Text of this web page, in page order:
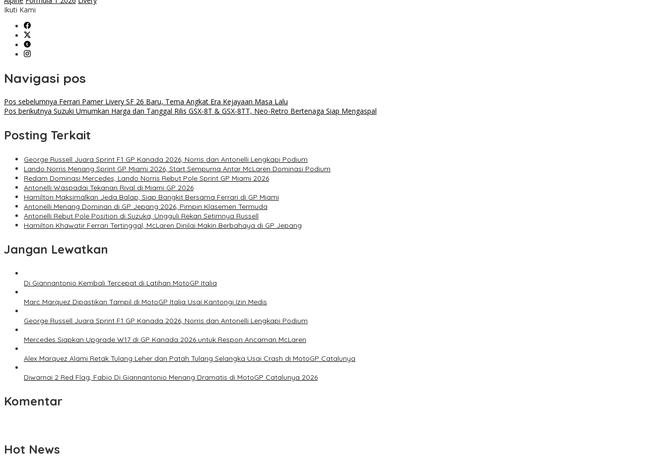
Ikuti Kami
Navigasi pos
Pos sebelumnya Ferrari Pamer Livery SF 26 Baru, Tema Angkat Era Kejayaan Masa Lalu
Pos berikutnya Suzuki Umumkan Harga dan Tanggal Rilis GSX-8T & GSX-8TT, Neo-Retro Bertenaga Siap Mengaspal
Posting Terkait
George Russell Juara Sprint F1 GP Kanada 2026, Norris dan Antonelli Lengkapi Podium
Lando Norris Menang Sprint GP Miami 2026, Start Sempurna Antar McLaren Dominasi Podium
Redam Dominasi Mercedes, Lando Norris Rebut Pole Sprint GP Miami 2026
Antonelli Waspadai Tekanan Rival di Miami GP 2026
Hamilton Maksimalkan Jeda Balap, Siap Bangkit Bersama Ferrari di GP Miami
Antonelli Menang Dominan di GP Jepang 2026, Pimpin Klasemen Termuda
Antonelli Rebut Pole Position di Suzuka, Ungguli Rekan Setimnya Russell
Hamilton Khawatir Ferrari Tertinggal, McLaren Dinilai Makin Berbahaya di GP Jepang
Jangan Lewatkan
Di Giannantonio Kembali Tercepat di Latihan MotoGP Italia
Marc Marquez Dipastikan Tampil di MotoGP Italia Usai Kantongi Izin Medis
George Russell Juara Sprint F1 GP Kanada 2026, Norris dan Antonelli Lengkapi Podium
Mercedes Siapkan Upgrade W17 di GP Kanada 2026 untuk Respon Ancaman McLaren
Alex Marquez Alami Retak Tulang Leher dan Patah Tulang Selangka Usai Crash di MotoGP Catalunya
Diwarnai 2 Red Flag, Fabio Di Giannantonio Menang Dramatis di MotoGP Catalunya 2026
Komentar
Hot News